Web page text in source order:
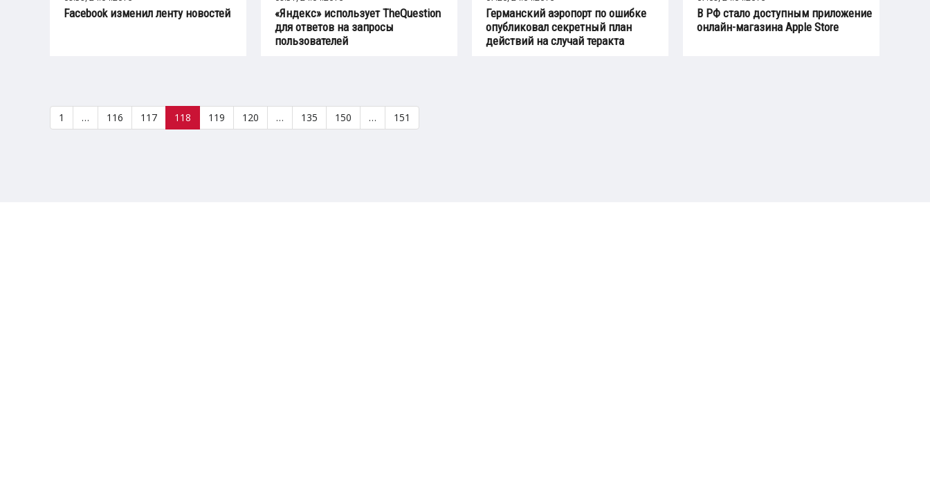
Facebook изменил ленту новостей
«Яндекс» использует TheQuestion
для ответов на запросы
пользователей
Германский аэропорт по ошибке
опубликовал секретный план
действий на случай теракта
В РФ стало доступным приложение
онлайн-магазина Apple Store
1 … 116 117 118 119 120 … 135 150 … 151